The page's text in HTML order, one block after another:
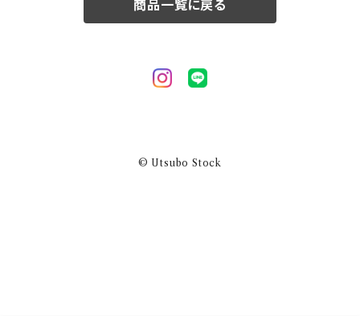
商品一覧に戻る
© Utsubo Stock